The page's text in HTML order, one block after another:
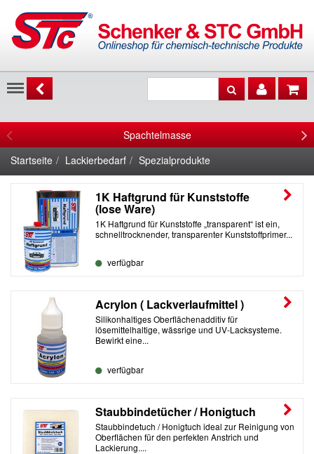
Menu
Spachtelmasse
Startseite
Lackierbedarf Spezialprodukte
1K Haftgrund für Kunststoffe
(lose Ware)
1K Haftgrund für Kunststoffe „transparent“ ist ein,
schnelltrocknender, transparenter Kunststoffprimer...
verfügbar
Acrylon ( Lackverlaufmittel )
Silikonhaltiges Oberflächenadditiv für
lösemittelhaltige, wässrige und UV-Lacksysteme.
Bewirkt eine...
verfügbar
Staubbindetücher / Honigtuch
Staubbindetuch / Honigtuch ideal zur Reinigung von
Oberflächen für den perfekten Anstrich und
Lackierung....